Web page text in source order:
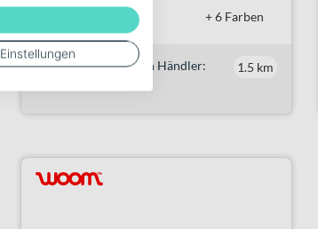
+ 6 Farben
Verkauf durch deinen Händler:
1.5 km
Einstellungen